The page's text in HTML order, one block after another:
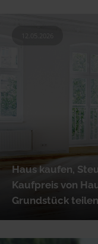
Haus kaufen,
Kaufpreis von
Grundstück teilen